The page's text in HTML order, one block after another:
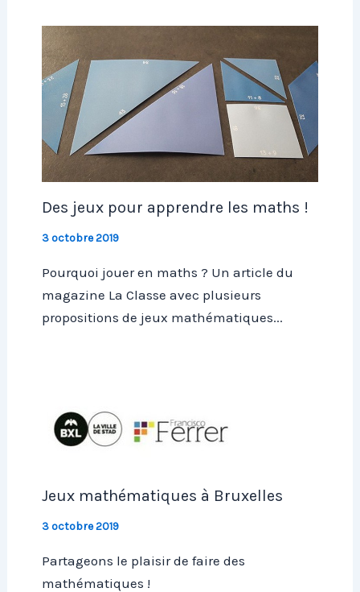
Des jeux pour apprendre les maths !
3 octobre 2019
Pourquoi jouer en maths ? Un article du
magazine La Classe avec plusieurs
propositions de jeux mathématiques...
Jeux mathématiques à Bruxelles
3 octobre 2019
Partageons le plaisir de faire des
mathématiques !